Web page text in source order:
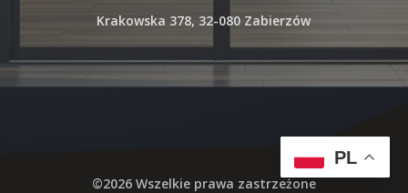
Krakowska 378, 32-080 Zabierzów
©2026 Wszelkie prawa zastrzeżone
PL